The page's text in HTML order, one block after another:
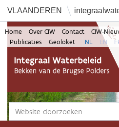
VLAANDEREN
Zoek
Home Over CIW Contact CIW-
Publicaties
Geoloket NL EN